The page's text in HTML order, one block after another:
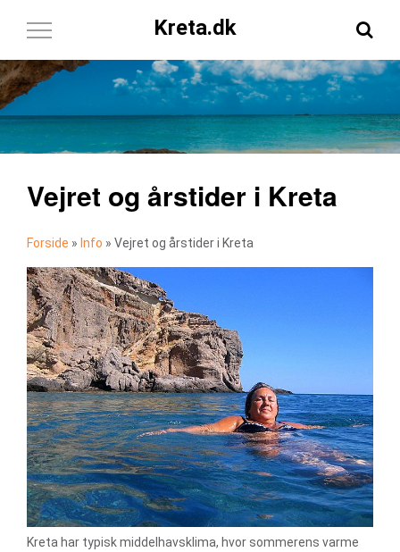
Kreta.dk
Toggle
Vejret og årstider i Kreta
Forside » Info » Vejret og årstider i Kreta
Kreta har typisk middelhavsklima, hvor sommerens varme